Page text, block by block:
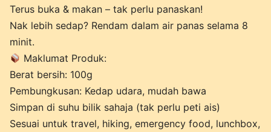
Terus buka & makan – tak perlu panaskan!
Nak lebih sedap? Rendam dalam air panas selama 8
minit.
Maklumat Produk:
Berat bersih: 100g
Pembungkusan: Kedap udara, mudah bawa
Simpan di suhu bilik sahaja (tak perlu peti ais)
Sesuai untuk travel, hiking, emergency food, lunchbox,